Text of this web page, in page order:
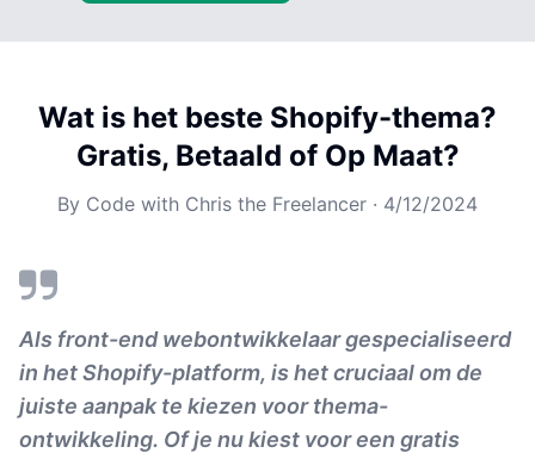
Wat is het beste Shopify-thema?
Gratis, Betaald of Op Maat?
By Code with Chris the Freelancer · 4/12/2024
Als front-end webontwikkelaar gespecialiseerd
in het Shopify-platform, is het cruciaal om de
juiste aanpak te kiezen voor thema-
ontwikkeling. Of je nu kiest voor een gratis